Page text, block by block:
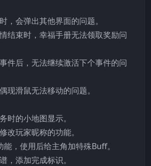
，会弹出其他界面的问题。
结束时，幸福手册无法领取奖励问
件后，无法继续激活下个事件的问
现滑鼠无法移动的问题。
时的小地图显示。
改玩家昵称的功能。
，使用后给主角加特殊Buff。
，添加完成标识。